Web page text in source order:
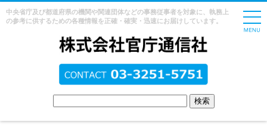
中央省庁及び都道府県の機関や関連団体などの事務従事者を対象に、執務上
の参考に供するための各種情報を正確・確実・迅速にお届けしています。